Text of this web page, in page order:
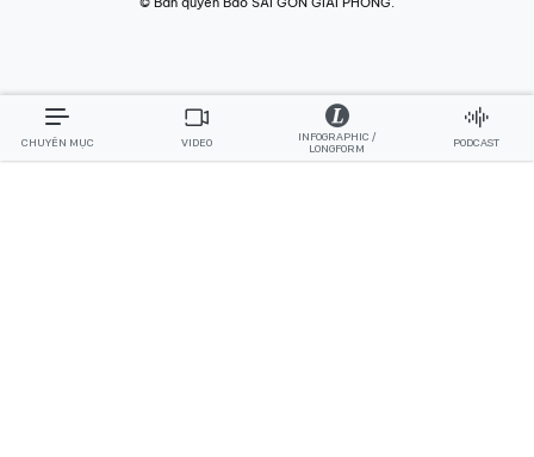
CHUYÊN MỤC VIDEO
INFOGRAPHIC /
LONGFORM
PODCAST